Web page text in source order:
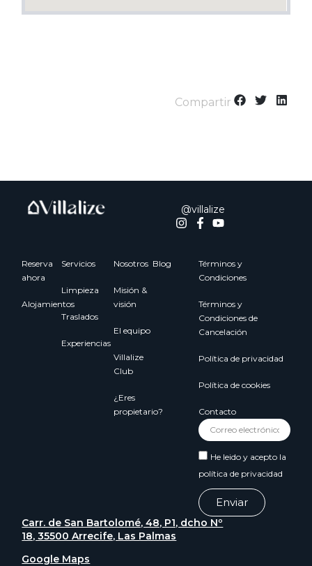
Compartir
@villalize
Reserva
ahora
Alojamientos
Servicios
Limpieza
Traslados
Experiencias
Nosotros
Misión &
visión
El equipo
Villalize
Club
¿Eres
propietario?
Términos y
Condiciones
Términos y
Condiciones de
Cancelación
Política de privacidad
Política de cookies
Contacto
He leido y acepto la
política de privacidad
Enviar
Blog
Carr. de San Bartolomé, 48, P1, dcho Nº
18, 35500 Arrecife, Las Palmas
Google Maps